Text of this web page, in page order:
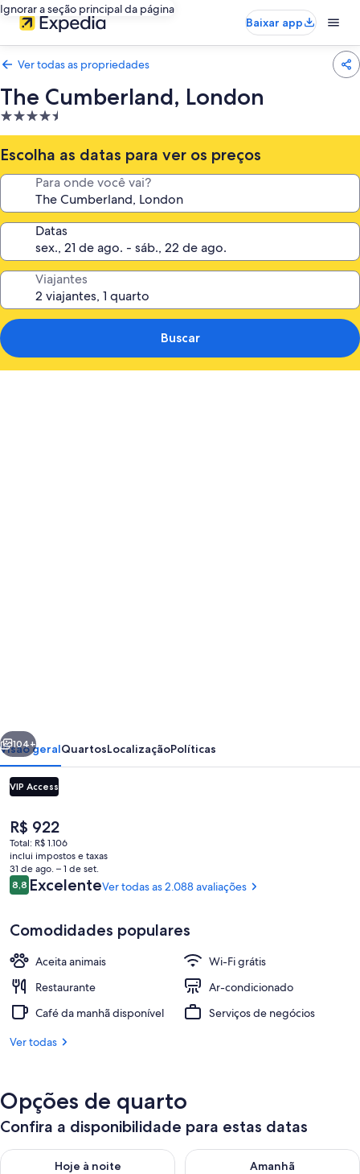
Ignorar a seção principal da página
Baixar app
Ver todas as propriedades
The Cumberland, London
Propriedade
4.5
estrelas
Escolha as datas para ver os preços
Para onde você vai?
Datas
Viajantes
Buscar
Próximo
104+
Visão geralQuartosLocalizaçãoPolíticas
VIP Access
O
preço
atual
é
R$ 922
R$ 922
Total: R$ 1.106
inclui impostos e taxas
31 de ago. – 1 de set.
Avaliações
8,88,8 de 10
ExcelenteVer todas as 2.088 avaliações
Comodidades populares
Aceita animais
Wi-Fi grátis
Restaurante
Ar-condicionado
Café da manhã disponível
Serviços de negócios
Ver todas
Opções de quarto
Confira a disponibilidade para estas datas
Hoje à noite
Verifica a disponibilidade para esta noite, ago. 7 - ago. 8
Amanhã
Verifica a disponibilidade